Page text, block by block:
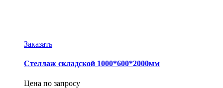
Заказать
Стеллаж складской 1000*600*2000мм
Цена по запросу